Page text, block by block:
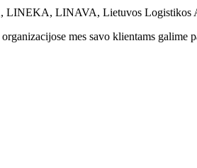
LINEKA, LINAVA, Lietuvos Logistikos
mes savo klientams galime